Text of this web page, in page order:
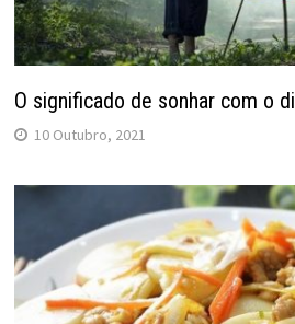
O significado de sonhar com o
10 Outubro, 2021